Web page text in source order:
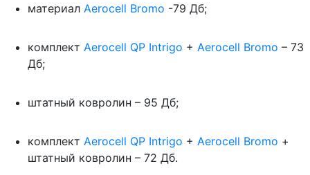
материал Aerocell Bromo -79 Дб;
комплект Aerocell QP Intrigo + Aerocell Bromo – 73
Дб;
штатный ковролин – 95 Дб;
комплект Aerocell QP Intrigo + Aerocell Bromo +
штатный ковролин – 72 Дб.